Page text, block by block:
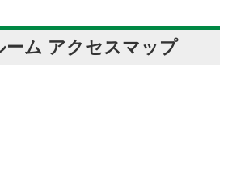
ーム アクセスマップ